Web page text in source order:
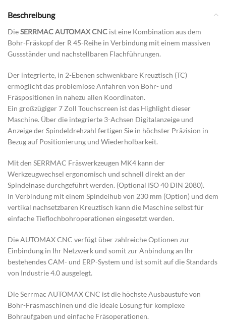
Beschreibung
DieSERRMAC AUTOMAX CNC ist eine Kombination aus dem
Bohr-Fräskopf der R 45-Reihe in Verbindung mit einem massiven
Gussständer und nachstellbaren Flachführungen.
Der integrierte, in 2-Ebenen schwenkbare Kreuztisch (TC)
ermöglicht das problemlose Anfahren von Bohr- und
Fräspositionen in nahezu allen Koordinaten.
Ein großzügiger 7 Zoll Touchscreen ist das Highlight dieser
Maschine. Über die integrierte 3-Achsen Digitalanzeige und
Anzeige der Spindeldrehzahl fertigen Sie in höchster Präzision in
Bezug auf Positionierung und Wiederholbarkeit.
Mit den SERRMAC Fräswerkzeugen MK4 kann der
Werkzeugwechsel ergonomisch und schnell direkt an der
Spindelnase durchgeführt werden. (Optional ISO 40 DIN 2080).
In Verbindung mit einem Spindelhub von 230 mm (Option) und dem
vertikal nachsetzbaren Kreuztisch kann die Maschine selbst für
einfache Tieflochbohroperationen eingesetzt werden.
Die AUTOMAX CNC verfügt über zahlreiche Optionen zur
Einbindung in Ihr Netzwerk und somit zur Anbindung an Ihr
bestehendes CAM- und ERP-System und ist somit auf die Standards
von Industrie 4.0 ausgelegt.
Die Serrmac AUTOMAX CNC ist die höchste Ausbaustufe von
Bohr-Fräsmaschinen und die ideale Lösung für komplexe
Bohraufgaben und einfache Fräsoperationen.